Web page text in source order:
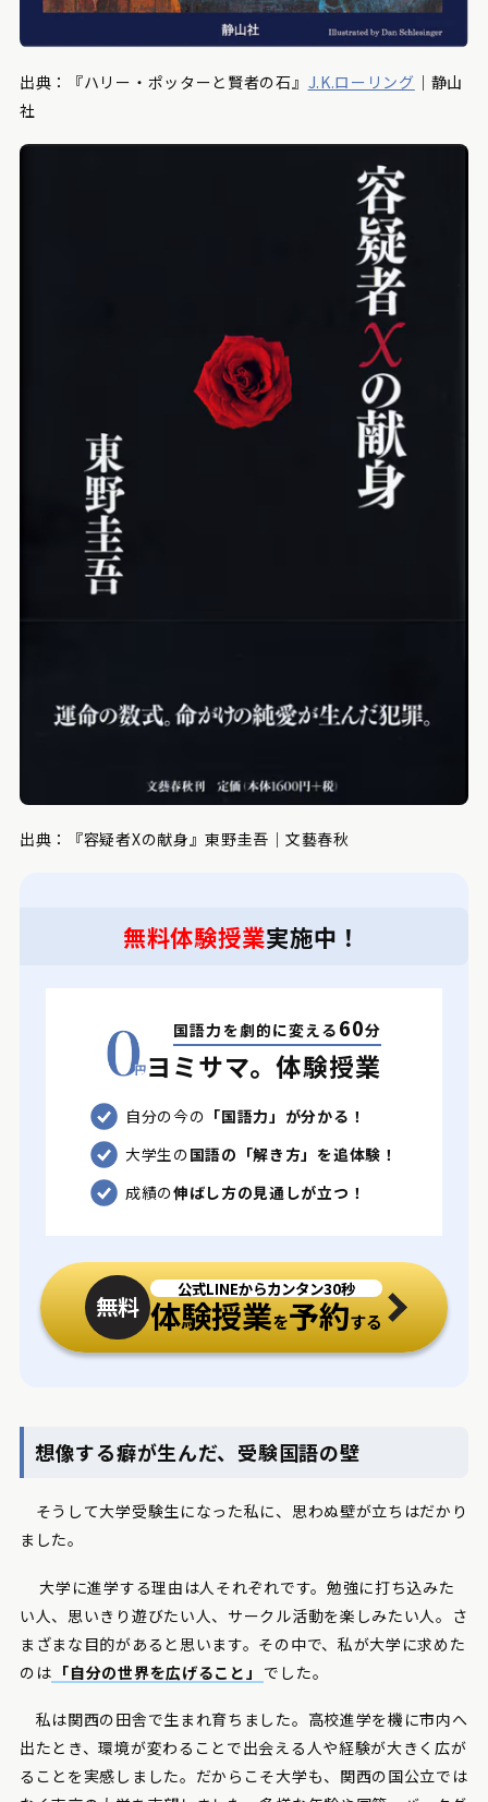
出典：『ハリー・ポッターと賢者の石』 J.K.ローリング ｜静山
社
出典：『容疑者Xの献身』東野圭吾｜文藝春秋
無料体験授業実施中！
国語力を劇的に変える 60分
ヨミサマ。体験授業
自分の今の 「国語力」が分かる！
大学生の国語の「解き方」を追体験！
成績の伸ばし方の見通しが立つ！
無料
公式LINEからカンタン30秒
体験授業を予約する
想像する癖が生んだ、受験国語の壁
そうして大学受験生になった私に、思わぬ壁が立ちはだかり
ました。
大学に進学する理由は人それぞれです。勉強に打ち込みた
い人、思いきり遊びたい人、サークル活動を楽しみたい人。さ
まざまな目的があると思います。その中で、私が大学に求めた
のは 「自分の世界を広げること」 でした。
私は関西の田舎で生まれ育ちました。高校進学を機に市内へ
出たとき、環境が変わることで出会える人や経験が大きく広が
ることを実感しました。だからこそ大学も、関西の国公立では